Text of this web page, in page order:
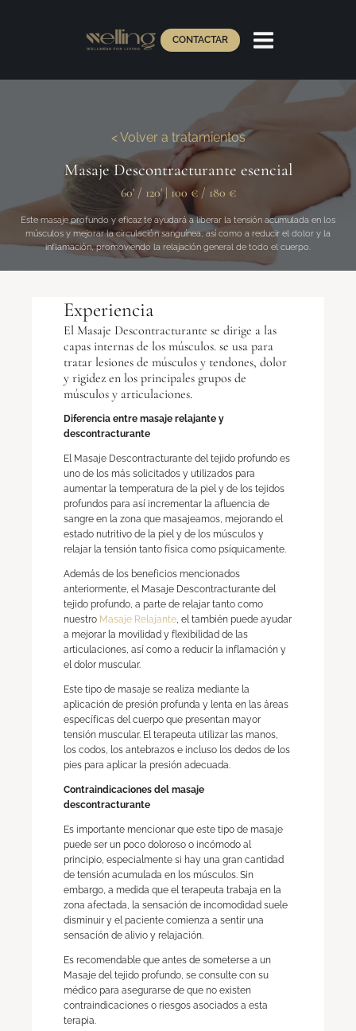
CONTACTAR
< Volver a tratamientos
Masaje Descontracturante esencial
60' / 120'| 100 € / 180 €
Este masaje profundo y eficaz te ayudará a liberar la tensión acumulada en los
músculos y mejorar la circulación sanguínea, así como a reducir el dolor y la
inflamación, promoviendo la relajación general de todo el cuerpo.
Experiencia
El Masaje Descontracturante se dirige a las
capas internas de los músculos. se usa para
tratar lesiones de músculos y tendones, dolor
y rigidez en los principales grupos de
músculos y articulaciones.
Diferencia entre masaje relajante y
descontracturante
El Masaje Descontracturante del tejido profundo es
uno de los más solicitados y utilizados para
aumentar la temperatura de la piel y de los tejidos
profundos para así incrementar la afluencia de
sangre en la zona que masajeamos, mejorando el
estado nutritivo de la piel y de los músculos y
relajar la tensión tanto física como psíquicamente.
Además de los beneficios mencionados
anteriormente, el Masaje Descontracturante del
tejido profundo, a parte de relajar tanto como
nuestro Masaje Relajante, el también puede ayudar
a mejorar la movilidad y flexibilidad de las
articulaciones, así como a reducir la inflamación y
el dolor muscular.
Este tipo de masaje se realiza mediante la
aplicación de presión profunda y lenta en las áreas
específicas del cuerpo que presentan mayor
tensión muscular. El terapeuta utilizar las manos,
los codos, los antebrazos e incluso los dedos de los
pies para aplicar la presión adecuada.
Contraindicaciones del masaje
descontracturante
Es importante mencionar que este tipo de masaje
puede ser un poco doloroso o incómodo al
principio, especialmente si hay una gran cantidad
de tensión acumulada en los músculos. Sin
embargo, a medida que el terapeuta trabaja en la
zona afectada, la sensación de incomodidad suele
disminuir y el paciente comienza a sentir una
sensación de alivio y relajación.
Es recomendable que antes de someterse a un
Masaje del tejido profundo, se consulte con su
médico para asegurarse de que no existen
contraindicaciones o riesgos asociados a esta
terapia.